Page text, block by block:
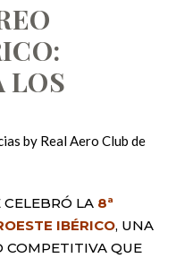
LOS
by Real Aero Club de
CELEBRÓ LA 8ª
IBÉRICO, UNA
QUE